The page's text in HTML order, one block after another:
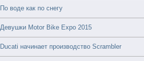
По воде как по снегу
Девушки Motor Bike Expo 2015
Ducati начинает производство Scrambler